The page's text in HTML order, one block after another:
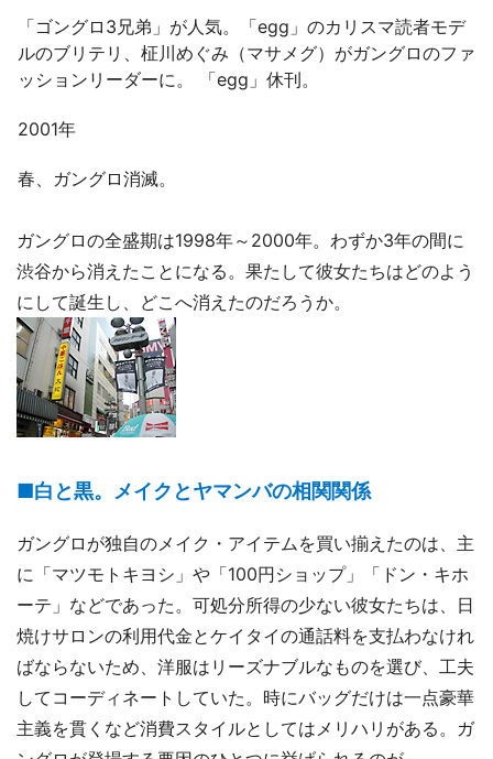
「ゴングロ3兄弟」が人気。「egg」のカリスマ読者モデ
ルのブリテリ、柾川めぐみ（マサメグ）がガングロのファ
ッションリーダーに。 「egg」休刊。
2001年
春、ガングロ消滅。
ガングロの全盛期は1998年～2000年。わずか3年の間に
渋谷から消えたことになる。果たして彼女たちはどのよう
にして誕生し、どこへ消えたのだろうか。
■白と黒。メイクとヤマンバの相関関係
ガングロが独自のメイク・アイテムを買い揃えたのは、主
に「マツモトキヨシ」や「100円ショップ」「ドン・キホ
ーテ」などであった。可処分所得の少ない彼女たちは、日
焼けサロンの利用代金とケイタイの通話料を支払わなけれ
ばならないため、洋服はリーズナブルなものを選び、工夫
してコーディネートしていた。時にバッグだけは一点豪華
主義を貫くなど消費スタイルとしてはメリハリがある。ガ